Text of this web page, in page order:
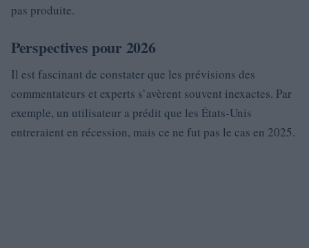
pas produite.
Perspectives pour 2026
Il est fascinant de constater que les prévisions des
commentateurs et experts s’avèrent souvent inexactes. Par
exemple, un utilisateur a prédit que les États-Unis
entreraient en récession, mais ce ne fut pas le cas en 2025.